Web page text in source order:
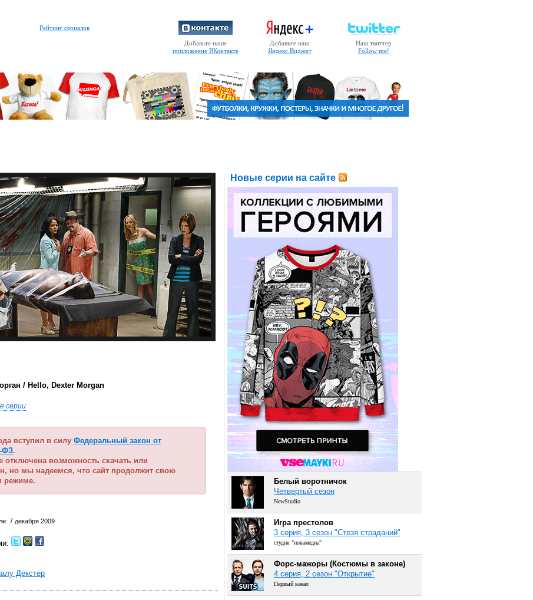
Рейтинг сериалов
Добавьте наше
приложение ВКонтакте
Добавьте наш
Яндекс.Виджет
Наш твиттер
Follow me!
/ Hello, Dexter Morgan
серии
вступил в силу Федеральный закон от
ФЗ.
отключена возможность скачать или
но мы надеемся, что сайт продолжит свою
режиме.
7 декабря 2009
Декстер
Новые серии на сайте
Белый воротничок
Четвертый сезон
NewStudio
Игра престолов
3 серия, 3 сезон "Стезя страданий"
студия "новамедиа"
Форс-мажоры (Костюмы в законе)
4 серия, 2 сезон "Открытие"
Первый канал